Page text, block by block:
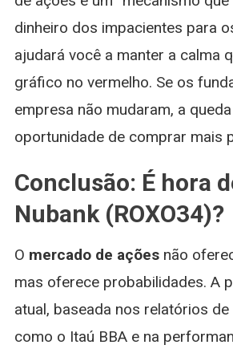
dinheiro dos impacientes para
ajudará você a manter a calma
gráfico no vermelho. Se os
empresa não mudaram, a
oportunidade de comprar mais
Conclusão: É hora
Nubank (ROXO34)?
O mercado de açõesnão
mas oferece probabilidades. A
atual, baseada nos relatórios
como o Itaú BBA e na